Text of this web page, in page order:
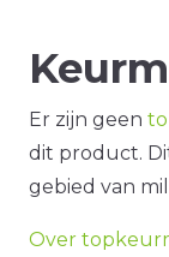
Er zijn geen
dit product.
gebied van
Over